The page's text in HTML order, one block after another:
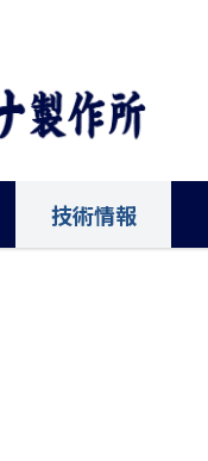
技術情報